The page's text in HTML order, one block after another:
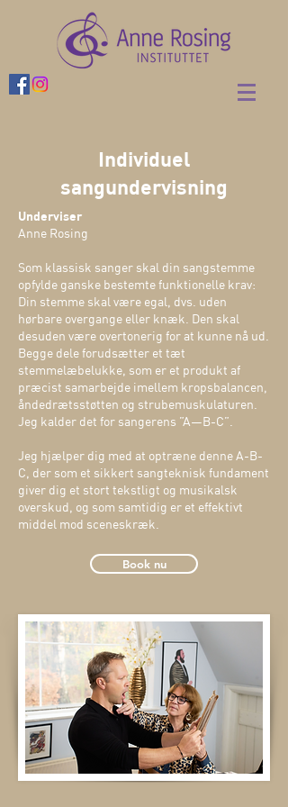
Individuel
sangundervisning
Underviser
Anne Rosing
Som klassisk sanger skal din sangstemme
opfylde ganske bestemte funktionelle krav:
Din stemme skal være egal, dvs. uden
hørbare overgange eller knæk. Den skal
desuden være overtonerig for at kunne nå ud.
Begge dele forudsætter et tæt
stemmelæbelukke, som er et produkt af
præcist samarbejde imellem kropsbalancen,
åndedrætsstøtten og strubemuskulaturen.
Jeg kalder det for sangerens ”A—B-C”.
Jeg hjælper dig med at optræne denne A-B-
C, der som et sikkert sangteknisk fundament
giver dig et stort tekstligt og musikalsk
overskud, og som samtidig er et effektivt
middel mod sceneskræk.
Book nu